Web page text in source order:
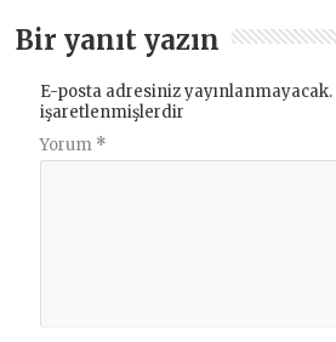
Bir yanıt yazın
E-posta adresiniz yayınlanmayacak.
işaretlenmişlerdir
Yorum *